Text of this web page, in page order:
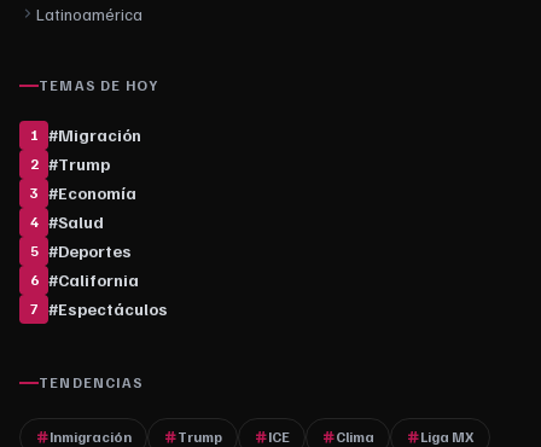
Latinoamérica
TEMAS DE HOY
1 #Migración
2 #Trump
3 #Economía
4 #Salud
5 #Deportes
6 #California
7 #Espectáculos
TENDENCIAS
Inmigración Trump ICE Clima Liga MX